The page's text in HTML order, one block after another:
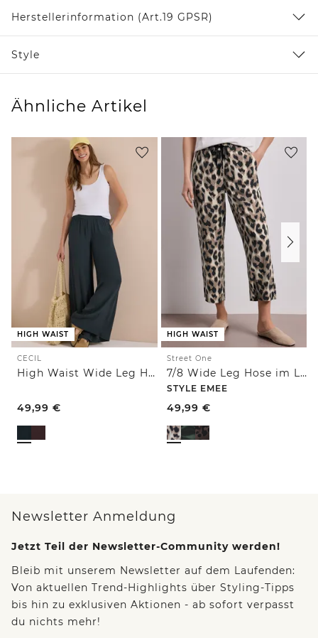
Herstellerinformation (Art.19 GPSR)
Style
Ähnliche Artikel
HIGH WAIST
CECIL
High Waist Wide Leg Hose im Loose Fit
49,99 €
HIGH WAIST
Street One
7/8 Wide Leg Hose im Loose Fit mit Print
STYLE EMEE
49,99 €
Newsletter Anmeldung
Jetzt Teil der Newsletter-Community werden!
Bleib mit unserem Newsletter auf dem Laufenden:
Von aktuellen Trend-Highlights über Styling-Tipps
bis hin zu exklusiven Aktionen - ab sofort verpasst
du nichts mehr!